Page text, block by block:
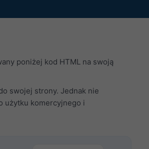
poniżej kod HTML na swoją
swojej strony. Jednak nie
użytku komercyjnego i